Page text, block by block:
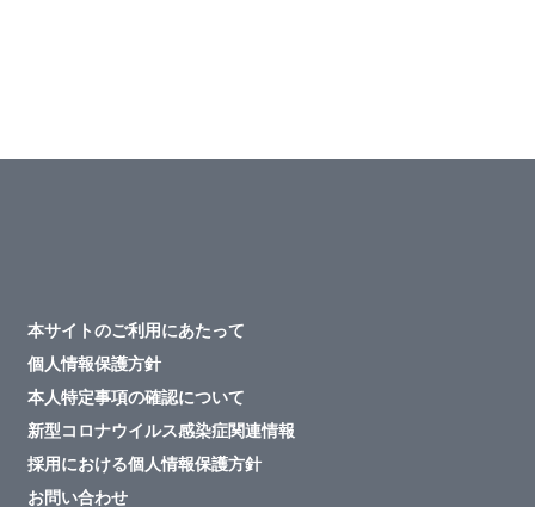
本サイトのご利用にあたって
個人情報保護方針
本人特定事項の確認について
新型コロナウイルス感染症関連情報
採用における個人情報保護方針
お問い合わせ